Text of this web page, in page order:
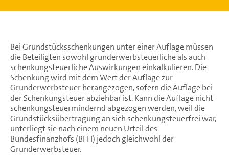
Bei Grundstücksschenkungen unter einer Auflage müssen
die Beteiligten sowohl grunderwerbsteuerliche als auch
schenkungsteuerliche Auswirkungen einkalkulieren. Die
Schenkung wird mit dem Wert der Auflage zur
Grunderwerbsteuer herangezogen, sofern die Auflage bei
der Schenkungsteuer abziehbar ist. Kann die Auflage nicht
schenkungsteuermindernd abgezogen werden, weil die
Grundstücksübertragung an sich schenkungsteuerfrei war,
unterliegt sie nach einem neuen Urteil des
Bundesfinanzhofs (BFH) jedoch gleichwohl der
Grunderwerbsteuer.